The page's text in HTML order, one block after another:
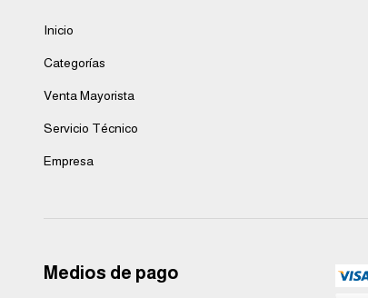
Inicio
Categorías
Venta Mayorista
Servicio Técnico
Empresa
Medios de pago